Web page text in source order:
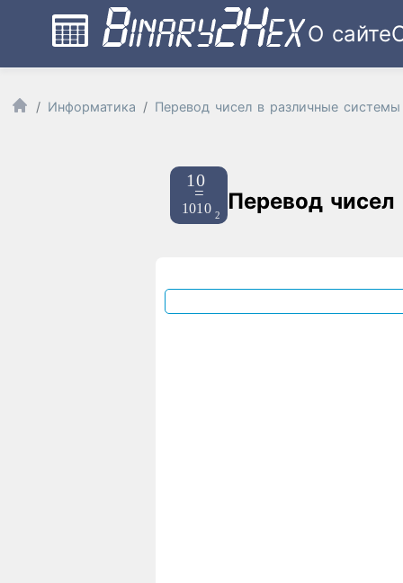
О сайте
Информатика Перевод чисел в различные системы
Перевод